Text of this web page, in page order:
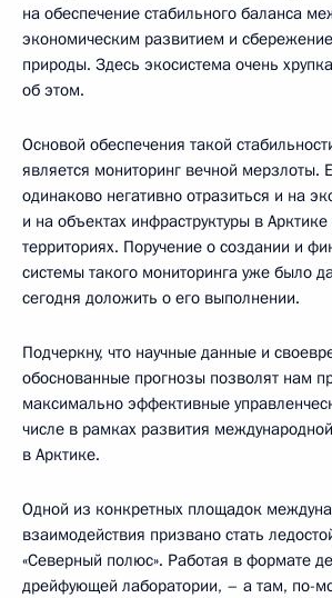
на обеспечение стабильного баланса
экономическим развитием и
природы. Здесь экосистема очень
об этом.
Основой обеспечения такой
является мониторинг вечной мерзлоты.
одинаково негативно отразиться и на
и на объектах инфраструктуры в
территориях. Поручение о создании и
системы такого мониторинга уже было
сегодня доложить о его выполнении.
Подчеркну, что научные данные и
обоснованные прогнозы позволят нам
максимально эффективные
числе в рамках развития
в Арктике.
Одной из конкретных площадок
взаимодействия призвано стать
«Северный полюс». Работая в формате
дрейфующей лаборатории, – а там, по-